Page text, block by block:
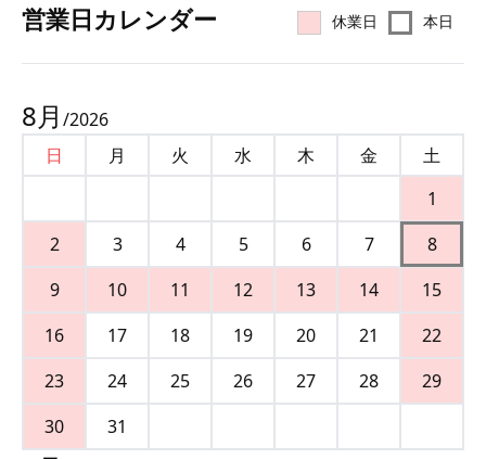
営業⽇カレンダー 休業日 本日
8月 /2026
日
月 火 水 木 金
土
1
2
3 4 5 6 7
8
9
10 11 12 13 14
15
16
17 18 19 20 21
22
23
24 25 26 27 28
29
30
31